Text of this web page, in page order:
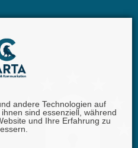
andere Technologien auf
sind essenziell, während
und Ihre Erfahrung zu
Str. 26 | 67346 Speyer |
- 0 |